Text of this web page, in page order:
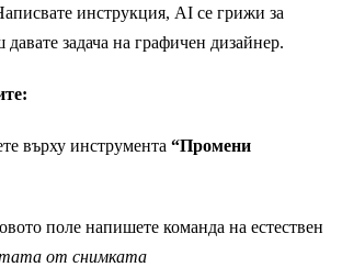
инструкция, AI се грижи за
давате задача на графичен дизайнер.
върху инструмента “Промени
поле напишете команда на естествен
от снимката